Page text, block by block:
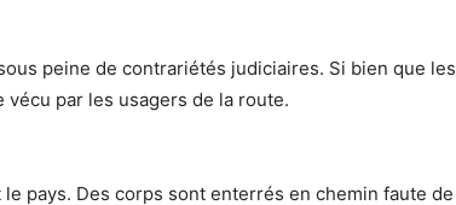
peine de contrariétés judiciaires. Si bien que les
vécu par les usagers de la route.
pays. Des corps sont enterrés en chemin faute de